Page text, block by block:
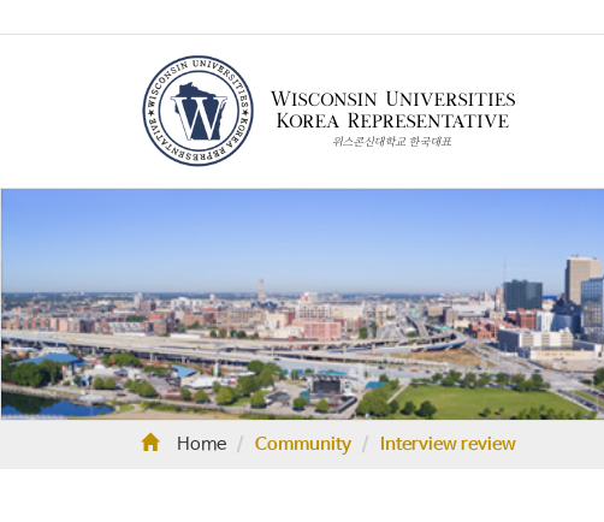
Home Community Interview review